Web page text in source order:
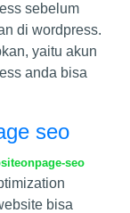
sebelum
di wordpress.
yaitu akun
anda bisa
seo
seo
bisa